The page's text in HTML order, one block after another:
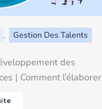
, Gestion Des Talents
des
| Comment l’élaborer